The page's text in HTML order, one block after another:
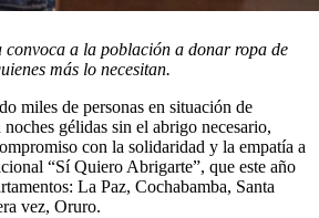
convoca a la población a donar ropa de
más lo necesitan.
miles de personas en situación de
gélidas sin el abrigo necesario,
con la solidaridad y la empatía a
“Sí Quiero Abrigarte”, que este año
La Paz, Cochabamba, Santa
vez, Oruro.